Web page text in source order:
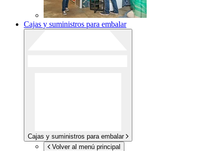
Cajas y suministros para embalar
Cajas y suministros para embalar
Volver al menú principal